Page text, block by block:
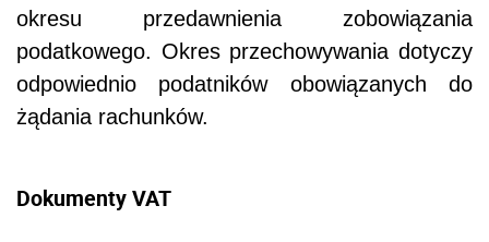
okresu przedawnienia zobowiązania
podatkowego. Okres przechowywania dotyczy
odpowiednio podatników obowiązanych do
żądania rachunków.
Dokumenty VAT